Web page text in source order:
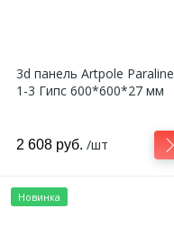
3d панель Artpole Paraline
1-3 Гипс 600*600*27 мм
2 608 руб. /шт
Новинка